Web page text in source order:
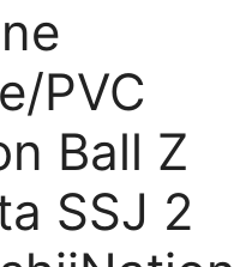
PVC
Ball Z
SSJ 2